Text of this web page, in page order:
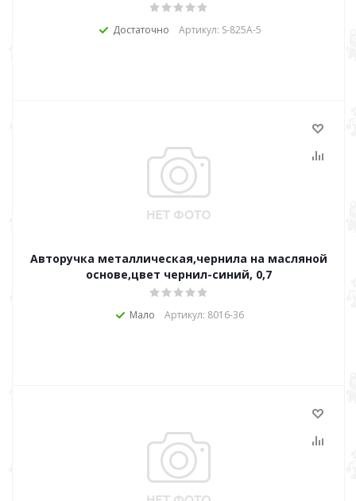
Достаточно Артикул: S-825А-5
Авторучка металлическая,чернила на масляной
основе,цвет чернил-синий, 0,7
Мало Артикул: 8016-36